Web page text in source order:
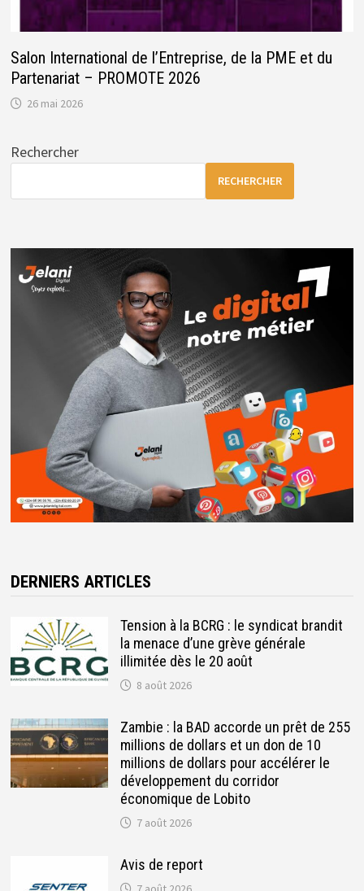
Salon International de l’Entreprise, de la PME et du
Partenariat – PROMOTE 2026
26 mai 2026
Rechercher
RECHERCHER
DERNIERS ARTICLES
Tension à la BCRG : le syndicat brandit
la menace d’une grève générale
illimitée dès le 20 août
8 août 2026
Zambie : la BAD accorde un prêt de 255
millions de dollars et un don de 10
millions de dollars pour accélérer le
développement du corridor
économique de Lobito
7 août 2026
Avis de report